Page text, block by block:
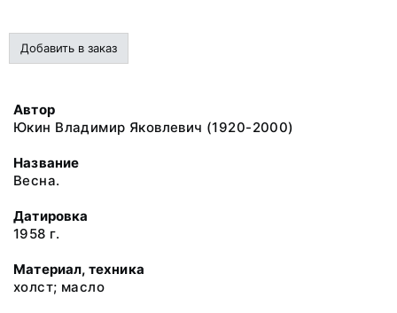
Добавить в заказ
Автор
Юкин Владимир Яковлевич (1920-2000)
Название
Весна.
Датировка
1958 г.
Материал, техника
холст; масло